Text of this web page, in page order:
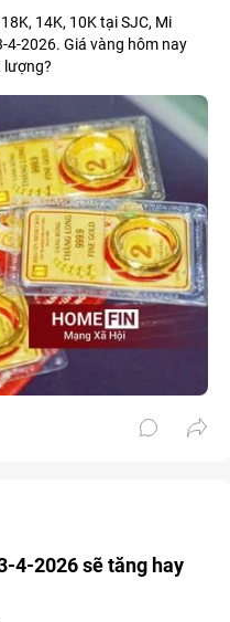
14K, 10K tại SJC, Mi
4-2026. Giá vàng hôm nay
lượng?
4-2026 sẽ tăng hay